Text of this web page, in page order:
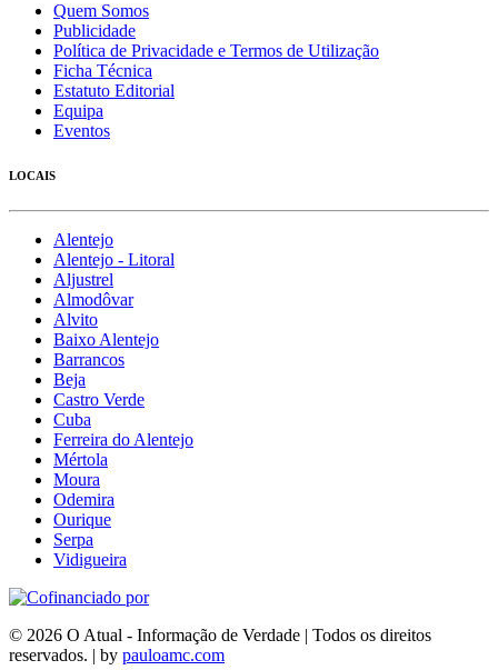
Quem Somos
Publicidade
Política de Privacidade e Termos de Utilização
Ficha Técnica
Estatuto Editorial
Equipa
Eventos
LOCAIS
Alentejo
Alentejo - Litoral
Aljustrel
Almodôvar
Alvito
Baixo Alentejo
Barrancos
Beja
Castro Verde
Cuba
Ferreira do Alentejo
Mértola
Moura
Odemira
Ourique
Serpa
Vidigueira
© 2026 O Atual - Informação de Verdade | Todos os direitos
reservados. | by pauloamc.com